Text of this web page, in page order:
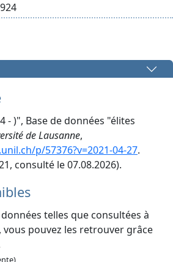
- )", Base de données "élites
de Lausanne,
p/57376?v=2021-04-27.
consulté le 07.08.2026).
telles que consultées à
pouvez les retrouver grâce